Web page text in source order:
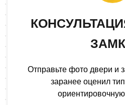
Отправьте фото двери и
заранее оценил